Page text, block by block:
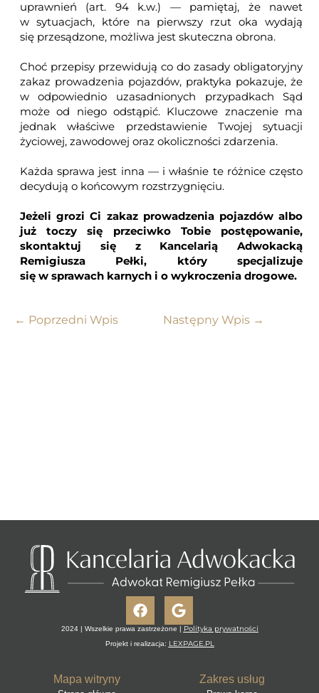
uprawnień (art. 94 k.w.) — pamiętaj, że nawet
w sytuacjach, które na pierwszy rzut oka wydają
się przesądzone, możliwa jest skuteczna obrona.
Choć przepisy przewidują co do zasady obligatoryjny
zakaz prowadzenia pojazdów, praktyka pokazuje, że
w odpowiednio uzasadnionych przypadkach Sąd
może od niego odstąpić. Kluczowe znaczenie ma
jednak właściwe przedstawienie Twojej sytuacji
życiowej, zawodowej oraz okoliczności zdarzenia.
Każda sprawa jest inna — i właśnie te różnice często
decydują o końcowym rozstrzygnięciu.
Jeżeli grozi Ci zakaz prowadzenia pojazdów albo
już toczy się przeciwko Tobie postępowanie,
skontaktuj się z Kancelarią Adwokacką
Remigiusza Pełki, który specjalizuje
się w sprawach karnych i o wykroczenia drogowe.
← Poprzedni Wpis Następny Wpis →
Facebook
Google
2024 | Wszelkie prawa zastrzeżone | Polityka prywatności
Projekt i realizacja: LEXPAGE.PL
Mapa witryny Zakres usług